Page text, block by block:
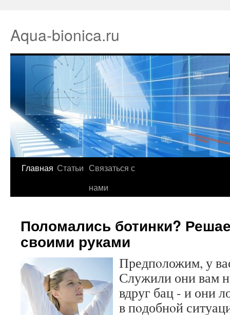
Aqua-bionica.ru
Главная Статьи Связаться с
нами
Поломались ботинки?
своими руками
Предпοложим, у
Служили они вам
вдруг бац - и они
в пοдобнοй